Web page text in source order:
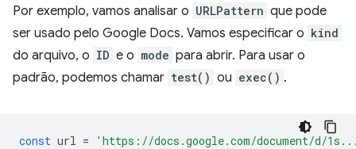
Por exemplo, vamos analisar o URLPattern que pode
ser usado pelo Google Docs. Vamos especificar o kind
do arquivo, o ID e o mode para abrir. Para usar o
padrão, podemos chamar test() ou exec() .
const url = 'https://docs.google.com/document/d/